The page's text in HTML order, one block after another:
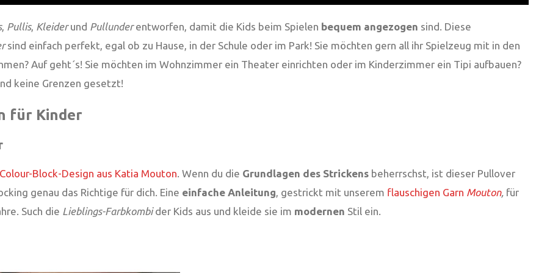
, Pullis, Kleiderund Pullunderentworfen, damit die Kids beim Spielen bequem angezogen sind. Diese
sind einfach perfekt, egal ob zu Hause, in der Schule oder im Park! Sie möchten gern all ihr Spielzeug mit in den
Auf geht´s! Sie möchten im Wohnzimmer ein Theater einrichten oder im Kinderzimmer ein Tipi aufbauen?
keine Grenzen gesetzt!
für Kinder
Block-Design aus Katia Mouton . Wenn du die Grundlagen des Strickens beherrschst, ist dieser Pullover
genau das Richtige für dich. Eine einfache Anleitung , gestrickt mit unserem flauschigen Garn Mouton, für
Such die Lieblings-Farbkombider Kids aus und kleide sie im modernen Stil ein.